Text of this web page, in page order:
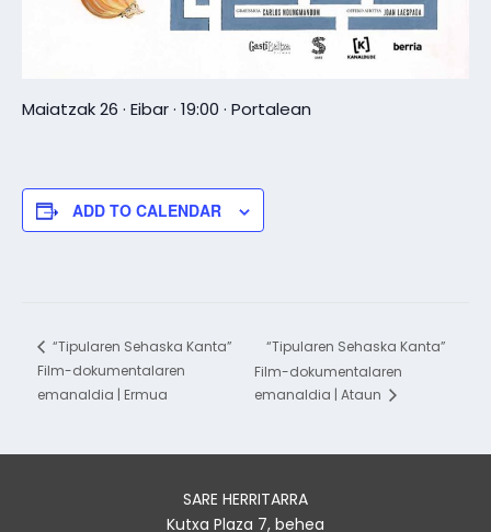
Maiatzak 26 · Eibar · 19:00 · Portalean
ADD TO CALENDAR
“Tipularen Sehaska Kanta”
Film-dokumentalaren
emanaldia | Ermua
“Tipularen Sehaska Kanta”
Film-dokumentalaren
emanaldia | Ataun
SARE HERRITARRA
Kutxa Plaza 7, behea